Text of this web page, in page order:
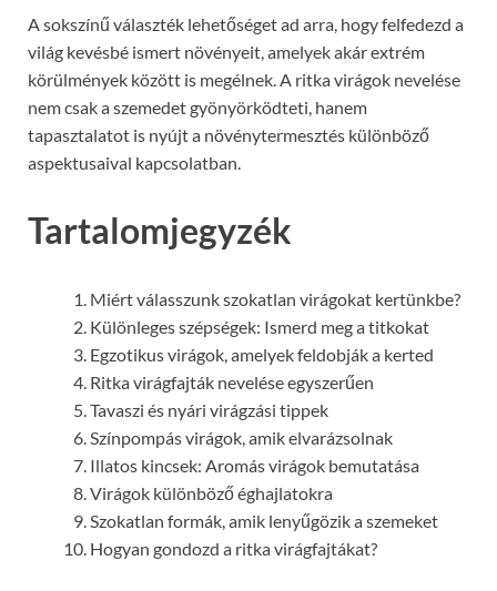
A sokszínű választék lehetőséget ad arra, hogy felfedezd a
világ kevésbé ismert növényeit, amelyek akár extrém
körülmények között is megélnek. A ritka virágok nevelése
nem csak a szemedet gyönyörködteti, hanem
tapasztalatot is nyújt a növénytermesztés különböző
aspektusaival kapcsolatban.
Tartalomjegyzék
Miért válasszunk szokatlan virágokat kertünkbe?
Különleges szépségek: Ismerd meg a titkokat
Egzotikus virágok, amelyek feldobják a kerted
Ritka virágfajták nevelése egyszerűen
Tavaszi és nyári virágzási tippek
Színpompás virágok, amik elvarázsolnak
Illatos kincsek: Aromás virágok bemutatása
Virágok különböző éghajlatokra
Szokatlan formák, amik lenyűgözik a szemeket
Hogyan gondozd a ritka virágfajtákat?